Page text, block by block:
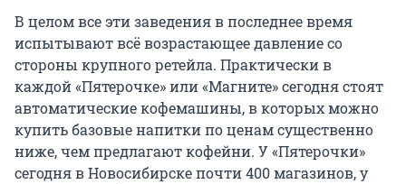
В целом все эти заведения в последнее время
испытывают всё возрастающее давление со
стороны крупного ретейла. Практически в
каждой «Пятерочке» или «Магните» сегодня стоят
автоматические кофемашины, в которых можно
купить базовые напитки по ценам существенно
ниже, чем предлагают кофейни. У «Пятерочки»
сегодня в Новосибирске почти 400 магазинов, у